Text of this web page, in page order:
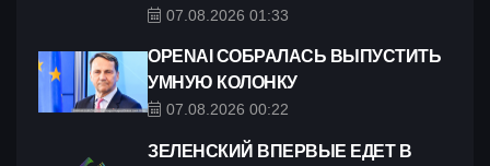
07.08.2026 01:33
OPENAI СОБРАЛАСЬ ВЫПУСТИТЬ
УМНУЮ КОЛОНКУ
07.08.2026 00:22
ЗЕЛЕНСКИЙ ВПЕРВЫЕ ЕДЕТ В